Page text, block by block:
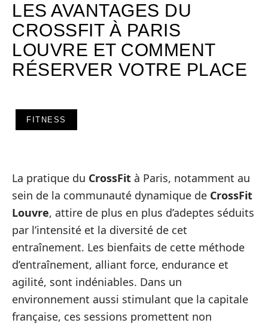
LES AVANTAGES DU
CROSSFIT À PARIS
LOUVRE ET COMMENT
RÉSERVER VOTRE PLACE
FITNESS
La pratique du CrossFit à Paris, notamment au
sein de la communauté dynamique de CrossFit
Louvre, attire de plus en plus d’adeptes séduits
par l’intensité et la diversité de cet
entraînement. Les bienfaits de cette méthode
d’entraînement, alliant force, endurance et
agilité, sont indéniables. Dans un
environnement aussi stimulant que la capitale
française, ces sessions promettent non